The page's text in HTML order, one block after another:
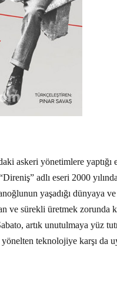
askeri yönetimlere yaptığı
adlı eseri 2000
yaşadığı dünyaya
ve sürekli üretmek zorunda
artık unutulmaya yüz
teknolojiye karşı da